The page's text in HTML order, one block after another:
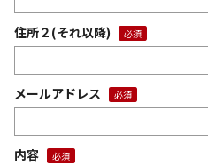
住所２(それ以降)
メールアドレス
内容